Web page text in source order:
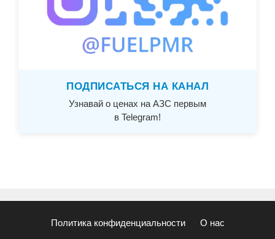
ПОДПИСАТЬСЯ НА КАНАЛ
Узнавай о ценах на АЗС первым
в Telegram!
Политика конфиденциальности О нас